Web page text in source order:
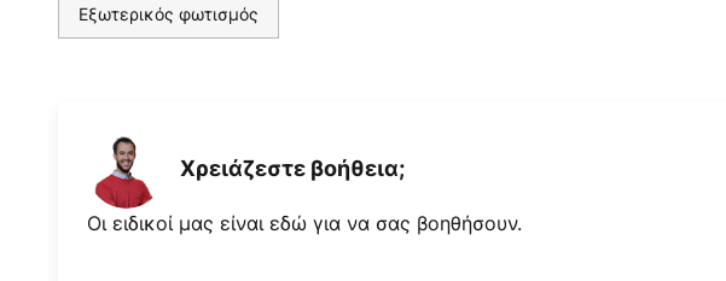
Εξωτερικός φωτισμός
Χρειάζεστε βοήθεια;
Οι ειδικοί μας είναι εδώ για να σας βοηθήσουν.